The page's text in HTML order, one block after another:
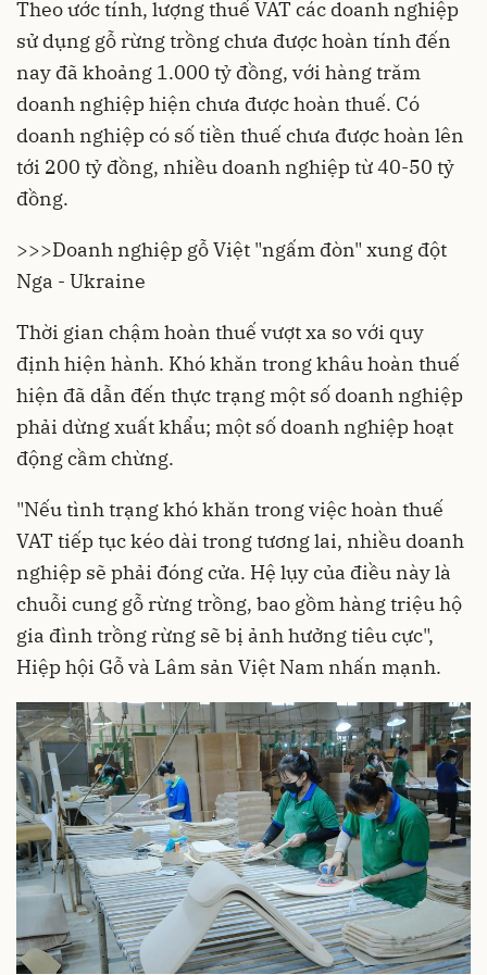
Theo ước tính, lượng thuế VAT các doanh nghiệp
sử dụng gỗ rừng trồng chưa được hoàn tính đến
nay đã khoảng 1.000 tỷ đồng, với hàng trăm
doanh nghiệp hiện chưa được hoàn thuế. Có
doanh nghiệp có số tiền thuế chưa được hoàn lên
tới 200 tỷ đồng, nhiều doanh nghiệp từ 40-50 tỷ
đồng.
>>>Doanh nghiệp gỗ Việt "ngấm đòn" xung đột
Nga - Ukraine
Thời gian chậm hoàn thuế vượt xa so với quy
định hiện hành. Khó khăn trong khâu hoàn thuế
hiện đã dẫn đến thực trạng một số doanh nghiệp
phải dừng xuất khẩu; một số doanh nghiệp hoạt
động cầm chừng.
"Nếu tình trạng khó khăn trong việc hoàn thuế
VAT tiếp tục kéo dài trong tương lai, nhiều doanh
nghiệp sẽ phải đóng cửa. Hệ lụy của điều này là
chuỗi cung gỗ rừng trồng, bao gồm hàng triệu hộ
gia đình trồng rừng sẽ bị ảnh hưởng tiêu cực",
Hiệp hội Gỗ và Lâm sản Việt Nam nhấn mạnh.